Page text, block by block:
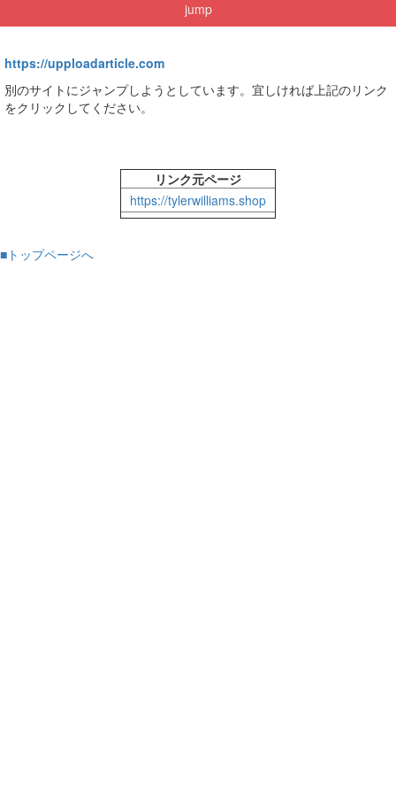
jump
https://upploadarticle.com
別のサイトにジャンプしようとしています。宜しければ上記のリンク
をクリックしてください。
リンク元ページ
https://tylerwilliams.shop
■トップページへ